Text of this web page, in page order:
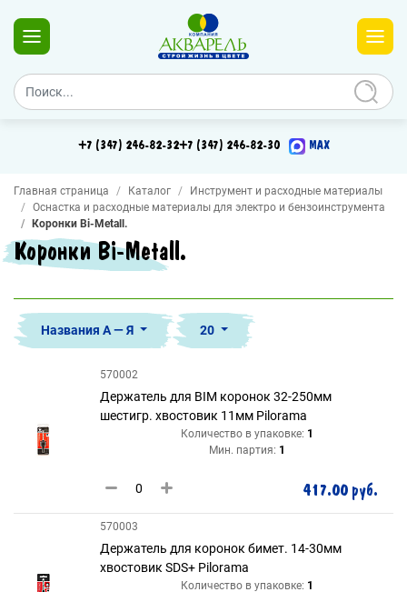
+7 (347) 246-82-32+7 (347) 246-82-30 MAX
Главная страница Каталог
Инструмент и расходные материалы
Оснастка и расходные материалы для электро и бензоинструмента
Коронки Bi-Metall.
Коронки Bi-Metall.
Названия А — Я 20
570002
Держатель для BIM коронок 32-250мм
шестигр. хвостовик 11мм Pilorama
Количество в упаковке: 1
Мин. партия: 1
417.00 руб.
570003
Держатель для коронок бимет. 14-30мм
хвостовик SDS+ Pilorama
Количество в упаковке: 1